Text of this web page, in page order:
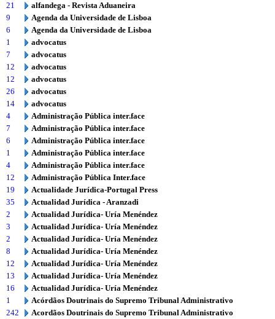
21
alfandega - Revista Aduaneira
9
Agenda da Universidade de Lisboa
6
Agenda da Universidade de Lisboa
1
advocatus
7
advocatus
12
advocatus
12
advocatus
26
advocatus
14
advocatus
4
Administração Pública inter.face
7
Administração Pública inter.face
6
Administração Pública inter.face
1
Administração Pública inter.face
4
Administração Pública inter.face
12
Administração Pública Inter.face
19
Actualidade Jurídica-Portugal Press
35
Actualidad Jurídica - Aranzadi
2
Actualidad Jurídica- Uría Menéndez
3
Actualidad Jurídica- Uría Menéndez
2
Actualidad Jurídica- Uría Menéndez
8
Actualidad Jurídica- Uría Menéndez
12
Actualidad Jurídica- Uría Menéndez
13
Actualidad Jurídica- Uría Menéndez
16
Actualidad Jurídica- Uría Menéndez
1
Acórdãos Doutrinais do Supremo Tribunal Administrativo
242
Acordãos Doutrinais do Supremo Tribunal Administrativo